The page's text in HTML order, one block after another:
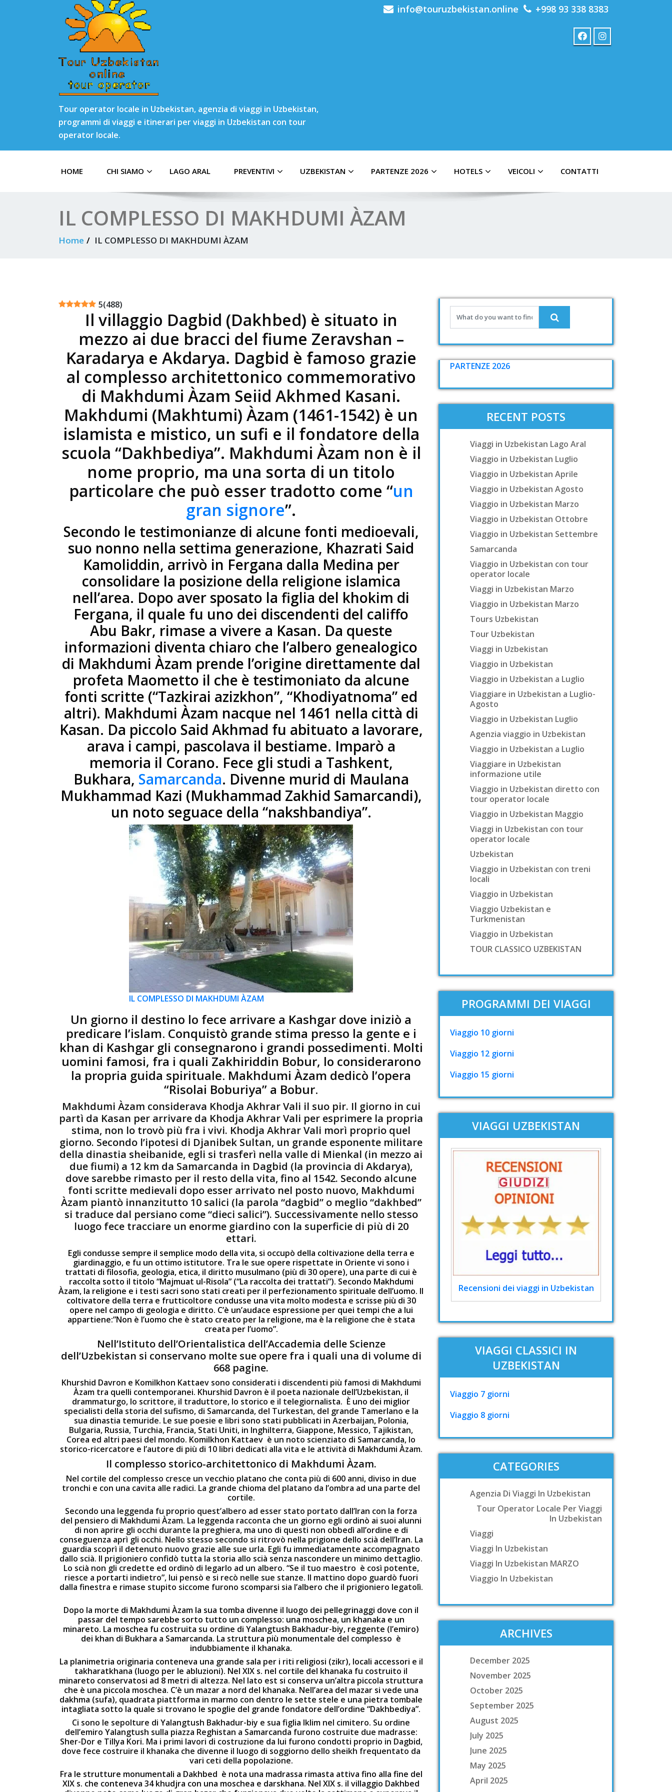
Tour operator locale in Uzbekistan, agenzia di viaggi in Uzbekistan,
programmi di viaggi e itinerari per viaggi in Uzbekistan con tour
operator locale.
info@touruzbekistan.online +998 93 338 8383
HOME CHI SIAMO LAGO ARAL PREVENTIVI UZBEKISTAN PARTENZE 2026 HOTELS VEICOLI CONTATTI
IL COMPLESSO DI MAKHDUMI ÀZAM
Home IL COMPLESSO DI MAKHDUMI ÀZAM
5(488)
Il villaggio Dagbid (Dakhbed) è situato in
mezzo ai due bracci del fiume Zeravshan –
Karadarya e Akdarya. Dagbid è famoso grazie
al complesso architettonico commemorativo
di Makhdumi Àzam Seiid Akhmed Kasani.
Makhdumi (Makhtumi) Àzam (1461-1542) è un
islamista e mistico, un sufi e il fondatore della
scuola “Dakhbediya”. Makhdumi Àzam non è il
nome proprio, ma una sorta di un titolo
particolare che può esser tradotto come “un
gran signore”.
Secondo le testimonianze di alcune fonti medioevali,
suo nonno nella settima generazione, Khazrati Said
Kamoliddin, arrivò in Fergana dalla Medina per
consolidare la posizione della religione islamica
nell’area. Dopo aver sposato la figlia del khokim di
Fergana, il quale fu uno dei discendenti del califfo
Abu Bakr, rimase a vivere a Kasan. Da queste
informazioni diventa chiaro che l’albero genealogico
di Makhdumi Àzam prende l’origine direttamente dal
profeta Maometto il che è testimoniato da alcune
fonti scritte (“Tazkirai azizkhon”, “Khodiyatnoma” ed
altri). Makhdumi Àzam nacque nel 1461 nella città di
Kasan. Da piccolo Said Akhmad fu abituato a lavorare,
arava i campi, pascolava il bestiame. Imparò a
memoria il Corano. Fece gli studi a Tashkent,
Bukhara, Samarcanda. Divenne murid di Maulana
Mukhammad Kazi (Mukhammad Zakhid Samarcandi),
un noto seguace della “nakshbandiya”.
IL COMPLESSO DI MAKHDUMI ÀZAM
Un giorno il destino lo fece arrivare a Kashgar dove iniziò a
predicare l’islam. Conquistò grande stima presso la gente e i
khan di Kashgar gli consegnarono i grandi possedimenti. Molti
uomini famosi, fra i quali Zakhiriddin Bobur, lo considerarono
la propria guida spirituale. Makhdumi Àzam dedicò l’opera
“Risolai Boburiya” a Bobur.
Makhdumi Àzam considerava Khodja Akhrar Vali il suo pir. Il giorno in cui
partì da Kasan per arrivare da Khodja Akhrar Vali per esprimere la propria
stima, non lo trovò più fra i vivi. Khodja Akhrar Vali morì proprio quel
giorno. Secondo l’ipotesi di Djanibek Sultan, un grande esponente militare
della dinastia sheibanide, egli si trasferì nella valle di Mienkal (in mezzo ai
due fiumi) a 12 km da Samarcanda in Dagbid (la provincia di Akdarya),
dove sarebbe rimasto per il resto della vita, fino al 1542. Secondo alcune
fonti scritte medievali dopo esser arrivato nel posto nuovo, Makhdumi
Àzam piantò innanzitutto 10 salici (la parola “dagbid” o meglio “dakhbed”
si traduce dal persiano come “dieci salici”). Successivamente nello stesso
luogo fece tracciare un enorme giardino con la superficie di più di 20
ettari.
Egli condusse sempre il semplice modo della vita, si occupò della coltivazione della terra e
giardinaggio, e fu un ottimo istitutore. Tra le sue opere rispettate in Oriente vi sono i
trattati di filosofia, geologia, etica, il diritto musulmano (più di 30 opere), una parte di cui è
raccolta sotto il titolo “Majmuat ul-Risola” (“La raccolta dei trattati”). Secondo Makhdumi
Àzam, la religione e i testi sacri sono stati creati per il perfezionamento spirituale dell’uomo. Il
coltivatore della terra e frutticoltore condusse una vita molto modesta e scrisse più di 30
opere nel campo di geologia e diritto. C’è un’audace espressione per quei tempi che a lui
appartiene:”Non è l’uomo che è stato creato per la religione, ma è la religione che è stata
creata per l’uomo”.
Nell’Istituto dell’Orientalistica dell’Accademia delle Scienze
dell’Uzbekistan si conservano molte sue opere fra i quali una di volume di
668 pagine.
Khurshid Davron e Komilkhon Kattaev sono considerati i discendenti più famosi di Makhdumi
Àzam tra quelli contemporanei. Khurshid Davron è il poeta nazionale dell’Uzbekistan, il
drammaturgo, lo scrittore, il traduttore, lo storico e il telegiornalista. È uno dei miglior
specialisti della storia del sufismo, di Samarcanda, del Turkestan, del grande Tamerlano e la
sua dinastia temuride. Le sue poesie e libri sono stati pubblicati in Azerbaijan, Polonia,
Bulgaria, Russia, Turchia, Francia, Stati Uniti, in Inghilterra, Giappone, Messico, Tajikistan,
Corea ed altri paesi del mondo. Komilkhon Kattaev è un noto scienziato di Samarcanda, lo
storico-ricercatore e l’autore di più di 10 libri dedicati alla vita e le attività di Makhdumi Àzam.
Il complesso storico-architettonico di Makhdumi Àzam.
Nel cortile del complesso cresce un vecchio platano che conta più di 600 anni, diviso in due
tronchi e con una cavita alle radici. La grande chioma del platano da l’ombra ad una parte del
cortile.
Secondo una leggenda fu proprio quest’albero ad esser stato portato dall’Iran con la forza
del pensiero di Makhdumi Àzam. La leggenda racconta che un giorno egli ordinò ai suoi alunni
di non aprire gli occhi durante la preghiera, ma uno di questi non obbedì all’ordine e di
conseguenza aprì gli occhi. Nello stesso secondo si ritrovò nella prigione dello scià dell’Iran. La
guardia scoprì il detenuto nuovo grazie alle sue urla. Egli fu immediatamente accompagnato
dallo scià. Il prigioniero confidò tutta la storia allo scià senza nascondere un minimo dettaglio.
Lo scià non gli credette ed ordinò di legarlo ad un albero. “Se il tuo maestro è così potente,
riesce a portarti indietro”, lui pensò e si recò nelle sue stanze. Il mattino dopo guardò fuori
dalla finestra e rimase stupito siccome furono scomparsi sia l’albero che il prigioniero legatolì.
Dopo la morte di Makhdumi Àzam la sua tomba divenne il luogo dei pellegrinaggi dove con il
passar del tempo sarebbe sorto tutto un complesso: una moschea, un khanaka e un
minareto. La moschea fu costruita su ordine di Yalangtush Bakhadur-biy, reggente (l’emiro)
dei khan di Bukhara a Samarcanda. La struttura più monumentale del complesso è
indubbiamente il khanaka.
La planimetria originaria conteneva una grande sala per i riti religiosi (zikr), locali accessori e il
takharatkhana (luogo per le abluzioni). Nel XIX s. nel cortile del khanaka fu costruito il
minareto conservatosi ad 8 metri di altezza. Nel lato est si conserva un’altra piccola struttura
che è una piccola moschea. C’è un mazar a nord del khanaka. Nell’area del mazar si vede una
dakhma (sufa), quadrata piattforma in marmo con dentro le sette stele e una pietra tombale
intagliata sotto la quale si trovano le spoglie del grande fondatore dell’ordine “Dakhbediya”.
Ci sono le sepolture di Yalangtush Bakhadur-biy e sua figlia Iklim nel cimitero. Su ordine
dell’emiro Yalangtush sulla piazza Reghistan a Samarcanda furono costruite due madrasse:
Sher-Dor e Tillya Kori. Ma i primi lavori di costruzione da lui furono condotti proprio in Dagbid,
dove fece costruire il khanaka che divenne il luogo di soggiorno dello sheikh frequentato da
vari ceti della popolazione.
Fra le strutture monumentali a Dakhbed è nota una madrassa rimasta attiva fino alla fine del
XIX s. che conteneva 34 khudjra con una moschea e darskhana. Nel XIX s. il villaggio Dakhbed
PARTENZE 2026
RECENT POSTS
Viaggi in Uzbekistan Lago Aral
Viaggio in Uzbekistan Luglio
Viaggio in Uzbekistan Aprile
Viaggio in Uzbekistan Agosto
Viaggio in Uzbekistan Marzo
Viaggio in Uzbekistan Ottobre
Viaggio in Uzbekistan Settembre
Samarcanda
Viaggio in Uzbekistan con tour
operator locale
Viaggi in Uzbekistan Marzo
Viaggio in Uzbekistan Marzo
Tours Uzbekistan
Tour Uzbekistan
Viaggi in Uzbekistan
Viaggio in Uzbekistan
Viaggio in Uzbekistan a Luglio
Viaggiare in Uzbekistan a Luglio-
Agosto
Viaggio in Uzbekistan Luglio
Agenzia viaggio in Uzbekistan
Viaggio in Uzbekistan a Luglio
Viaggiare in Uzbekistan
informazione utile
Viaggio in Uzbekistan diretto con
tour operator locale
Viaggio in Uzbekistan Maggio
Viaggi in Uzbekistan con tour
operator locale
Uzbekistan
Viaggio in Uzbekistan con treni
locali
Viaggio in Uzbekistan
Viaggio Uzbekistan e
Turkmenistan
Viaggio in Uzbekistan
TOUR CLASSICO UZBEKISTAN
PROGRAMMI DEI VIAGGI
Viaggio 10 giorni
Viaggio 12 giorni
Viaggio 15 giorni
VIAGGI UZBEKISTAN
Recensioni dei viaggi in Uzbekistan
VIAGGI CLASSICI IN
UZBEKISTAN
Viaggio 7 giorni
Viaggio 8 giorni
CATEGORIES
Agenzia Di Viaggi In Uzbekistan
Tour Operator Locale Per Viaggi
In Uzbekistan
Viaggi
Viaggi In Uzbekistan
Viaggi In Uzbekistan MARZO
Viaggio In Uzbekistan
ARCHIVES
December 2025
November 2025
October 2025
September 2025
August 2025
July 2025
June 2025
May 2025
April 2025